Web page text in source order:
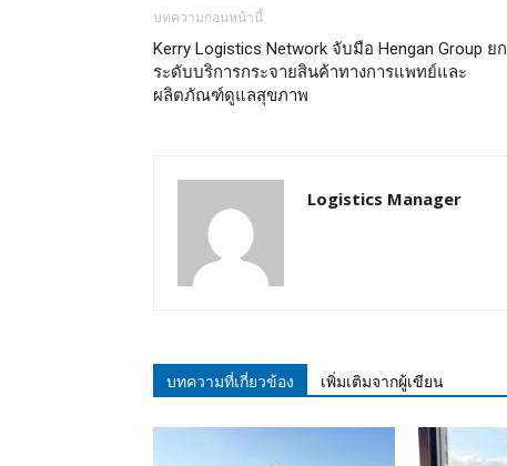
บทความก่อนหน้านี้
Kerry Logistics Network จับมือ Hengan Group ยก
ระดับบริการกระจายสินค้าทางการแพทย์และ
ผลิตภัณฑ์ดูแลสุขภาพ
Logistics Manager
บทความที่เกี่ยวข้อง เพิ่มเติมจากผู้เขียน